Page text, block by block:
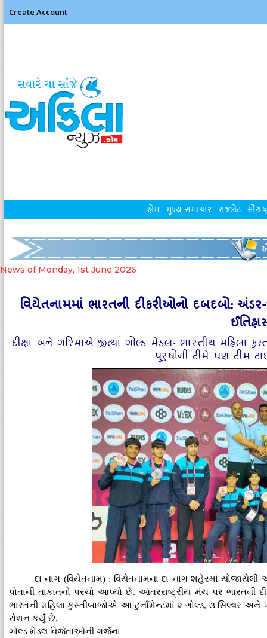
Create Account
હોમ મુખ્ય સમાચાર રાજકોટ
News of Monday, 1st June 2026
વિયેતનામમાં ભારતની દીકરીઓનો દબદબો:
દીક્ષા અને ગરિમાએ જીત્યા ગોલ્ડ મેડલ: ભારતીય મહિલા
પુરુષોની ટીમે પણ ટીમ
દા નાંગ (વિયેતનામ) : વિયેતનામના દા નાંગ શહેરમાં
પોતાની તાકાતનો પરચો આપ્યો છે. આંતરરાષ્ટ્રીય મંચ પર
ભારતની મહિલા કુસ્તીબાજોએ આ ટુર્નામેન્ટમાં ૨ ગોલ્ડ, ૩ સિલ્વર
રોશન કર્યું છે.
ગોલ્ડ મેડલ વિજેતાઓની ગર્જના